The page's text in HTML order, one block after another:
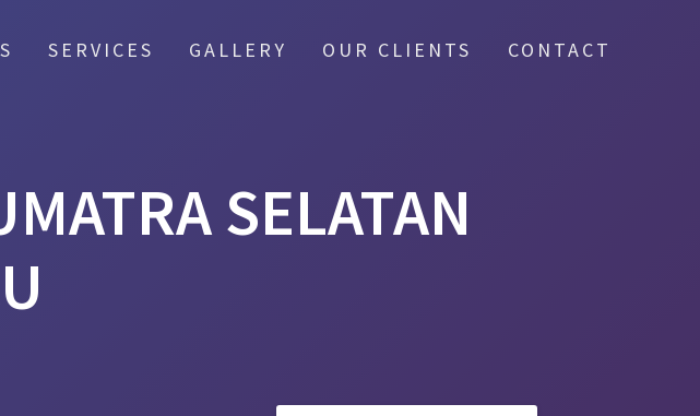
SERVICES GALLERY OUR CLIENTS CONTACT
SELATAN